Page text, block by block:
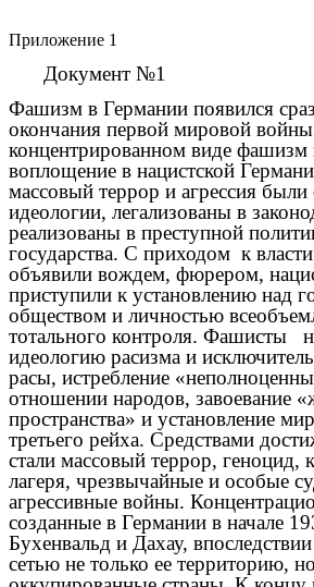
Приложение 1
Документ №1
Фашизм в Германии появился
окончания первой мировой
концентрированном виде фашизм
воплощение в нацистской
массовый террор и агрессия
идеологии, легализованы в
реализованы в преступной
государства. С приходом к
объявили вождем, фюрером,
приступили к установлению над
обществом и личностью
тотального контроля. Фашисты
идеологию расизма и
расы, истребление
отношении народов, завоевание
пространства» и установление
третьего рейха. Средствами
стали массовый террор, геноцид,
лагеря, чрезвычайные и особые
агрессивные войны.
созданные в Германии в начале
Бухенвальд и Дахау,
сетью не только ее территорию,